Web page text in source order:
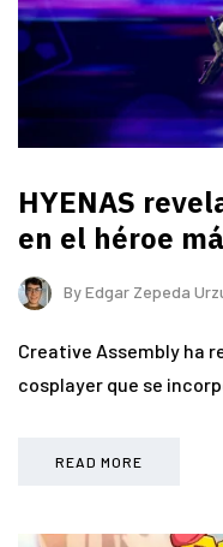
HYENAS
en el héroe
ByEdgar Zepeda
Creative Assembly ha
cosplayer que se
READ MORE